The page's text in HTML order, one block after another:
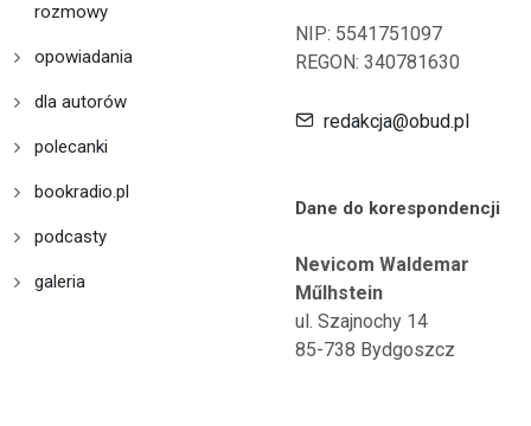
rozmowy
opowiadania
dla autorów
polecanki
bookradio.pl
podcasty
galeria
NIP: 5541751097
REGON: 340781630
redakcja@obud.pl
Dane do korespondencji
Nevicom Waldemar
Műlhstein
ul. Szajnochy 14
85-738 Bydgoszcz